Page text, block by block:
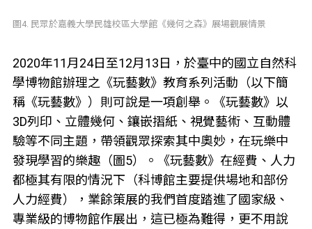
圖4. 民眾於嘉義大學民雄校區大學館《幾何之森》展場觀展情景
2020年11月24日至12月13日，於臺中的國立自然科
學博物館辦理之《玩藝數》教育系列活動（以下簡
稱《玩藝數》）則可說是一項創舉。《玩藝數》以
3D列印、立體幾何、鑲嵌摺紙、視覺藝術、互動體
驗等不同主題，帶領觀眾探索其中奧妙，在玩樂中
發現學習的樂趣（圖5）。《玩藝數》在經費、人力
都極其有限的情況下（科博館主要提供場地和部份
人力經費），業餘策展的我們首度踏進了國家級、
專業級的博物館作展出，這已極為難得，更不用說